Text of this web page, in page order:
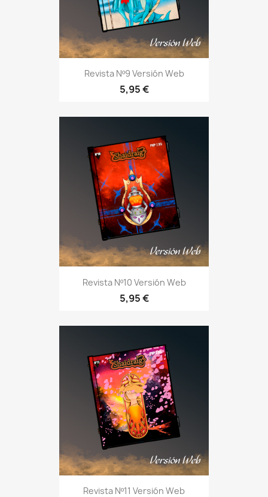
Revista Nº9 Versión Web
5,95 €
Revista Nº10 Versión Web
5,95 €
Revista Nº11 Versión Web